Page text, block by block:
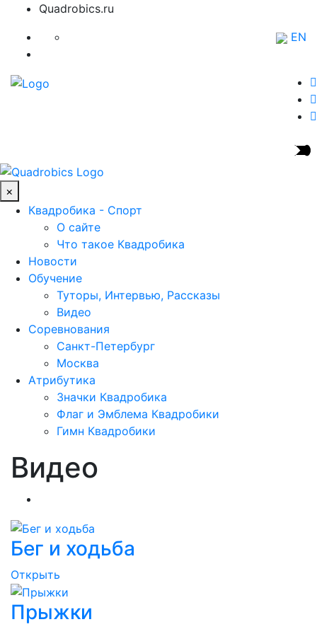
Quadrobics.ru
EN
×
Квадробика - Спорт
О сайте
Что такое Квадробика
Новости
Обучение
Туторы, Интервью, Рассказы
Видео
Соревнования
Санкт-Петербург
Москва
Атрибутика
Значки Квадробика
Флаг и Эмблема Квадробики
Гимн Квадробики
Видео
Бег и ходьба
Открыть
Прыжки